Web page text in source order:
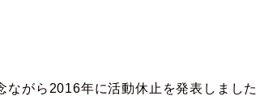
がら2016年に活動休止を発表しました